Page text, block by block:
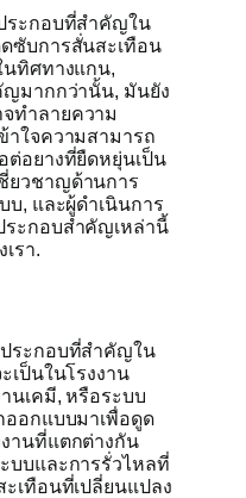
รับใบเสนอ
ระกอบที่สำคัญใน
ซับการสั่นสะเทือน
นทิศทางแกน,
ญมากกว่านั้น, มันยัง
ทำลายความ
าใจความสามารถ
ต่อยางที่ยืดหยุ่นเป็น
ยวชาญด้านการ
บ, และผู้ดำเนินการ
ระกอบสำคัญเหล่านี้
รา.
ระกอบที่สำคัญใน
เป็นในโรงงาน
นเคมี, หรือระบบ
อกแบบมาเพื่อดูด
านที่แตกต่างกัน
บบและการรั่วไหลที่
เทือนที่เปลี่ยนแปลง